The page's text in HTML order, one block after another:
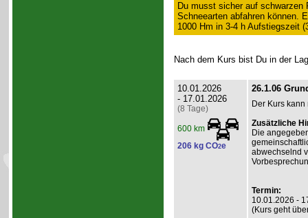
Du musst sicher auf schwarzen
Schneearten abfahren können.
1000 Hm in 3-4 h Aufstiegszeit
Nach dem Kurs bist Du in der
10.01.2026
- 17.01.2026
(8 Tage)
600 km
206 kg CO2e
26.1.06
Der Kurs
Zusätzliche
Die
abwechselnd
Termin:
10.01.2026 -
(Kurs geht